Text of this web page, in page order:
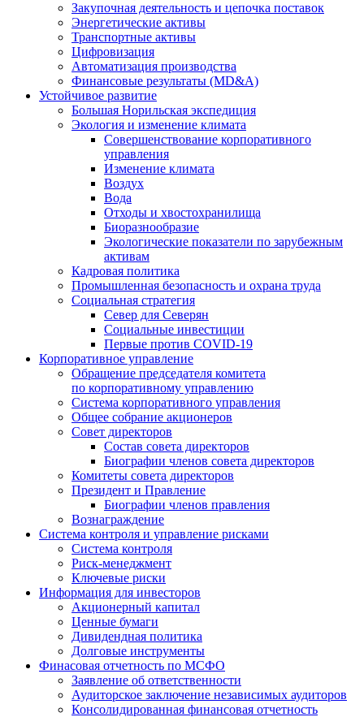
Закупочная деятельность и цепочка поставок
Энергетические активы
Транспортные активы
Цифровизация
Автоматизация производства
Финансовые результаты (MD&A)
Устойчивое развитие
Большая Норильская экспедиция
Экология и изменение климата
Совершенствование корпоративного
управления
Изменение климата
Воздух
Вода
Отходы и хвостохранилища
Биоразнообразие
Экологические показатели по зарубежным
активам
Кадровая политика
Промышленная безопасность и охрана труда
Социальная стратегия
Север для Северян
Социальные инвестиции
Первые против COVID‑19
Корпоративное управление
Обращение председателя комитета
по корпоративному управлению
Система корпоративного управления
Общее собрание акционеров
Совет директоров
Состав совета директоров
Биографии членов совета директоров
Комитеты совета директоров
Президент и Правление
Биографии членов правления
Вознаграждение
Система контроля и управление рисками
Система контроля
Риск-менеджмент
Ключевые риски
Информация для инвесторов
Акционерный капитал
Ценные бумаги
Дивидендная политика
Долговые инструменты
Финасовая отчетность по МСФО
Заявление об ответственности
Аудиторское заключение независимых аудиторов
Консолидированная финансовая отчетность